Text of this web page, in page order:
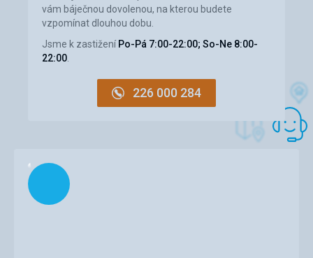
Termální koupaliště Thermal Corvinus, které bylo cílem pro
naši rekreaci ve všech ohledech splnilo naše představy.
Strava
Snídaně formou švédského stolu, vše v dostatečném
Ubytování bylo dle požadavků ve smlouvě (2 pokoje pro 2
osoby, vedle sebe). Jako bonus jeden pokoj bylo apartmá.
sezónu byl hotel téměř prázdný. Jediné co nám chybělo
byla možnost sušení plavek a ručníků po příchodu z
termálního koupaliště na sušícím žebříku v koupelně, který
sice instalován byl, ale v provozu je podle personálu hotelu
vám báječnou dovolenou, na kterou budete
vzpomínat dlouhou dobu.
Jsme k zastižení Po-Pá 7:00-22:00; So-Ne 8:00-
22:00
226 000 284
Načítám